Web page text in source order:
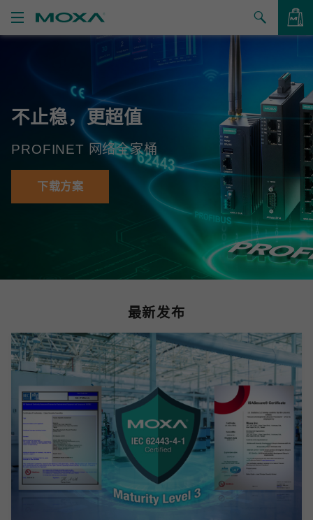
持
何购买
于我们
Moxa
不止稳，更超值
PROFINET 网络全家桶
下载方案
最新发布
查看询价